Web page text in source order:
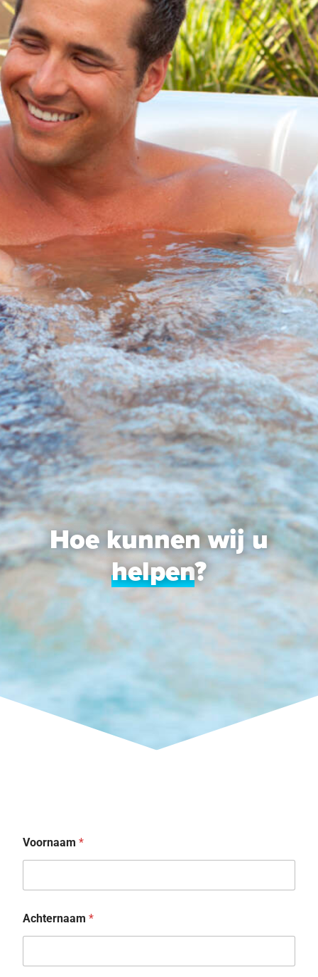
Promoties
Webshop
Brochure
Vraag offerte
Contacteer ons
Hoe kunnen wij u
helpen?
Voornaam *
Achternaam *